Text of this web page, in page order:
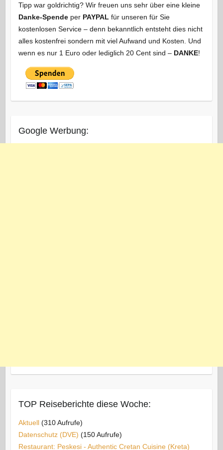
Tipp war goldrichtig? Wir freuen uns sehr über eine kleine
Danke-Spendeper PAYPAL für unseren für Sie
kostenlosen Service – denn bekanntlich entsteht dies nicht
alles kostenfrei sondern mit viel Aufwand und Kosten. Und
wenn es nur 1 Euro oder lediglich 20 Cent sind – DANKE!
Google Werbung:
TOP Reiseberichte diese Woche:
Aktuell (310 Aufrufe)
Datenschutz (DVE) (150 Aufrufe)
Restaurant: Peskesi - Authentic Cretan Cuisine (Kreta)